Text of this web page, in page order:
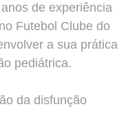
de experiência
Futebol Clube do
a sua prática
pediátrica.
da disfunção